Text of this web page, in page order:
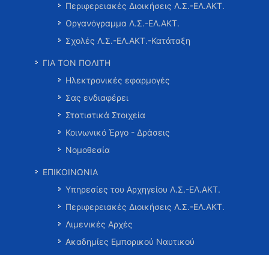
Περιφερειακές Διοικήσεις Λ.Σ.-ΕΛ.ΑΚΤ.
Οργανόγραμμα Λ.Σ.-ΕΛ.ΑΚΤ.
Σχολές Λ.Σ.-ΕΛ.ΑΚΤ.-Κατάταξη
ΓΙΑ ΤΟΝ ΠΟΛΙΤΗ
Ηλεκτρονικές εφαρμογές
Σας ενδιαφέρει
Στατιστικά Στοιχεία
Κοινωνικό Έργο - Δράσεις
Νομοθεσία
ΕΠΙΚΟΙΝΩΝΙΑ
Υπηρεσίες του Αρχηγείου Λ.Σ.-ΕΛ.ΑΚΤ.
Περιφερειακές Διοικήσεις Λ.Σ.-ΕΛ.ΑΚΤ.
Λιμενικές Αρχές
Ακαδημίες Εμπορικού Ναυτικού